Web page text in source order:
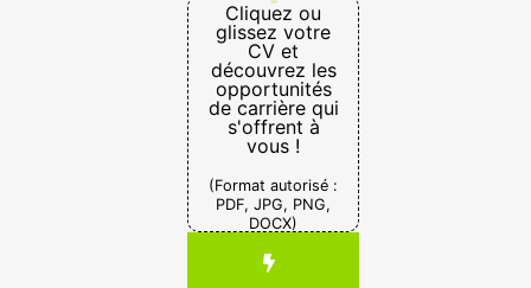
Cliquez ou
glissez votre
CV et
découvrez les
opportunités
de carrière qui
s'offrent à
vous !
(Format autorisé :
PDF, JPG, PNG,
DOCX)